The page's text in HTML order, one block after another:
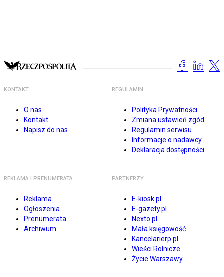
KONTAKT
O nas
Kontakt
Napisz do nas
REGULAMIN
Polityka Prywatności
Zmiana ustawień zgód
Regulamin serwisu
Informacje o nadawcy
Deklaracja dostępności
REKLAMA I PRENUMERATA
Reklama
Ogłoszenia
Prenumerata
Archiwum
PARTNERZY
E-kiosk.pl
E-gazety.pl
Nexto.pl
Mała księgowość
Kancelarierp.pl
Wieści Rolnicze
Życie Warszawy